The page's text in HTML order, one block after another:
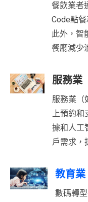
餐飲業者
Code點
此外，智
餐廳減少
服務業
服務業（
上預約和
據和人工
戶需求，
教育業
數碼轉